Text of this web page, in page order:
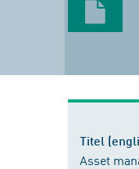
Titel
Asset